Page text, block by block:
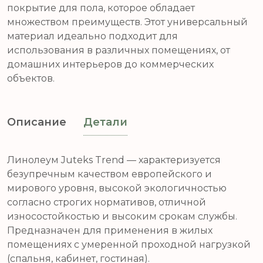
покрытие для пола, которое обладает
множеством преимуществ. Этот универсальный
материал идеально подходит для
использования в различных помещениях, от
домашних интерьеров до коммерческих
объектов.
Описание Детали
Линолеум Juteks Trend — характеризуется
безупречным качеством европейского и
мирового уровня, высокой экологичностью
согласно строгих нормативов, отличной
износостойкостью и высоким срокам службы.
Предназначен для применения в жилых
помещениях с умеренной проходной нагрузкой
(спальня, кабинет, гостиная).